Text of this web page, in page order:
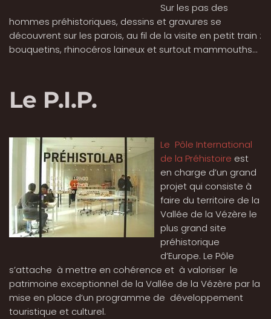
Sur les pas des
hommes préhistoriques, dessins et gravures se
découvrent sur les parois, au fil de la visite en petit train :
bouquetins, rhinocéros laineux et surtout mammouths...
Le P.I.P.
Le Pôle International
de la Préhistoire est
en charge d’un grand
projet qui consiste à
faire du territoire de la
Vallée de la Vézère le
plus grand site
préhistorique
d’Europe. Le Pôle
s’attache à mettre en cohérence et à valoriser le
patrimoine exceptionnel de la Vallée de la Vézère par la
mise en place d’un programme de développement
touristique et culturel.